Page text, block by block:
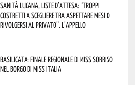
Sanità lucana, liste d’attesa: “Troppi
costretti a scegliere tra aspettare mesi o
rivolgersi al privato”. L’appello
Basilicata: finale regionale di Miss Sorriso
nel borgo di Miss Italia